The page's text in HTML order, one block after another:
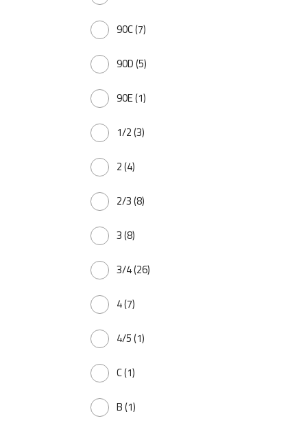
90C(7)
90D(5)
90E(1)
1/2(3)
2(4)
2/3(8)
3(8)
3/4(26)
4(7)
4/5(1)
C(1)
B(1)